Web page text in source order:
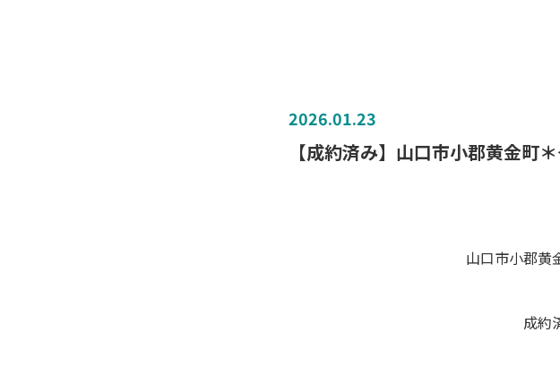
2026.01.23
【成約済み】山口市小郡黄金町
山口市小郡黄
成約